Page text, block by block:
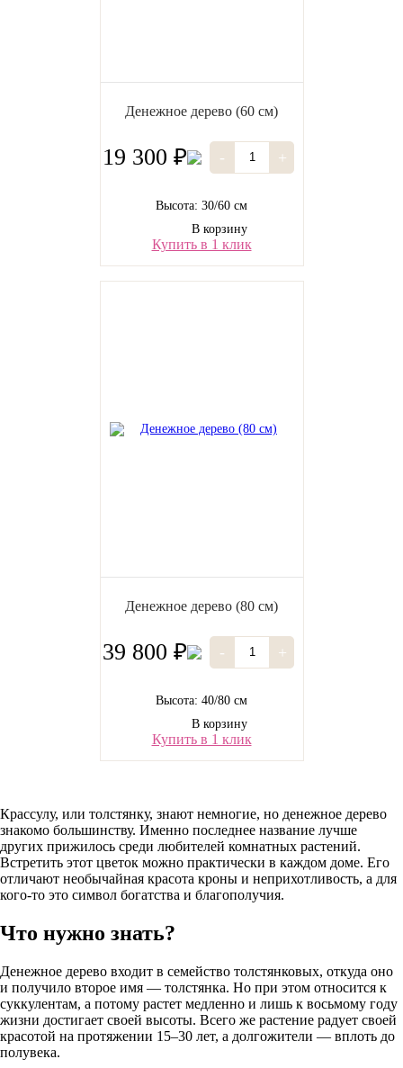
Денежное дерево (60 см)
19 300 ₽ - +
Высота: 30/60 см
В корзину
Купить в 1 клик
Денежное дерево (80 см)
39 800 ₽ - +
Высота: 40/80 см
В корзину
Купить в 1 клик
Крассулу, или толстянку, знают немногие, но денежное дерево
знакомо большинству. Именно последнее название лучше
других прижилось среди любителей комнатных растений.
Встретить этот цветок можно практически в каждом доме. Его
отличают необычайная красота кроны и неприхотливость, а для
кого-то это символ богатства и благополучия.
Что нужно знать?
Денежное дерево входит в семейство толстянковых, откуда оно
и получило второе имя — толстянка. Но при этом относится к
суккулентам, а потому растет медленно и лишь к восьмому году
жизни достигает своей высоты. Всего же растение радует своей
красотой на протяжении 15–30 лет, а долгожители — вплоть до
полувека.